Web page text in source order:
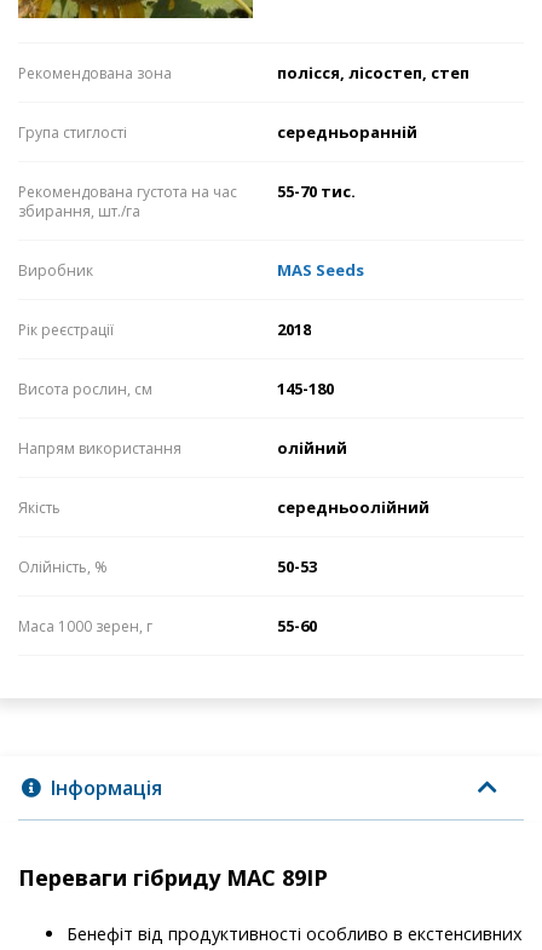
Рекомендована зона полісся, лісостеп, степ
Група стиглості середньоранній
Рекомендована густота на час
збирання, шт./га
55-70 тис.
Виробник MAS Seeds
Рік реєстрації 2018
Висота рослин, см 145-180
Напрям використання олійний
Якість середньоолійний
Олійність, % 50-53
Маса 1000 зерен, г 55-60
Інформація
Переваги гібриду МАС 89ІР
Бенефіт від продуктивності особливо в екстенсивних